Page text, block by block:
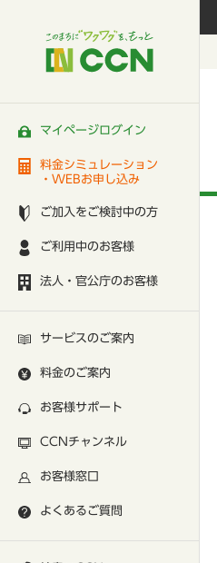
マイページログイン
料金シミュレーション
・WEBお申し込み
ご加入をご検討中の方
ご利用中のお客様
法人・官公庁のお客様
サービスのご案内
料金のご案内
お客様サポート
CCNチャンネル
お客様窓口
よくあるご質問